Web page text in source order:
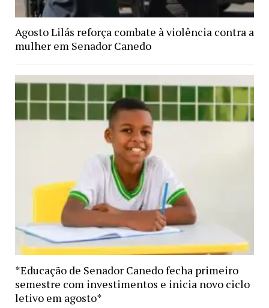
Agosto Lilás reforça combate à violência contra a
mulher em Senador Canedo
*Educação de Senador Canedo fecha primeiro
semestre com investimentos e inicia novo ciclo
letivo em agosto*